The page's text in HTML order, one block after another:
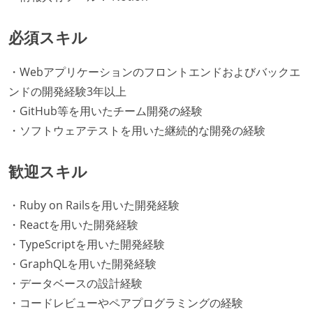
必須スキル
・Webアプリケーションのフロントエンドおよびバックエ
ンドの開発経験3年以上
・GitHub等を用いたチーム開発の経験
・ソフトウェアテストを用いた継続的な開発の経験
歓迎スキル
・Ruby on Railsを用いた開発経験
・Reactを用いた開発経験
・TypeScriptを用いた開発経験
・GraphQLを用いた開発経験
・データベースの設計経験
・コードレビューやペアプログラミングの経験